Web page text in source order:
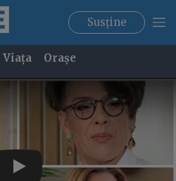
Susține
Viața Orașe
Play